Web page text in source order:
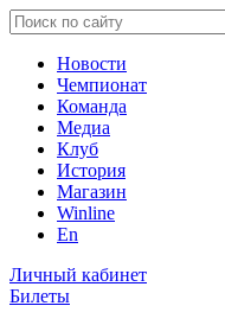
Новости
Чемпионат
Команда
Медиа
Клуб
История
Магазин
Winline
En
Личный кабинет
Билеты